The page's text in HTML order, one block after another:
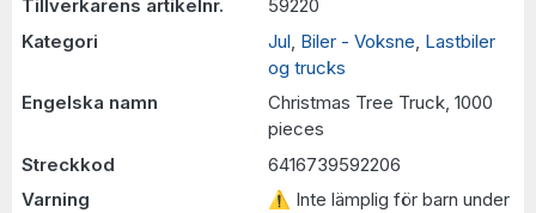
Tillverkarens artikelnr.
59220
Kategori
Jul Biler - Voksne Lastbiler
og trucks
Engelska namn
Christmas Tree Truck, 1000
pieces
Streckkod
6416739592206
Varning
⚠ Inte lämplig för barn under